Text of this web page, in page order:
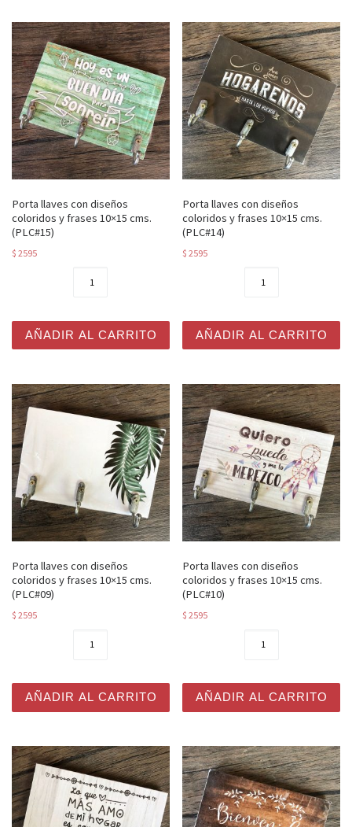
Porta llaves con diseños
coloridos y frases 10×15 cms.
(PLC#15)
$ 2595
AÑADIR AL CARRITO
Porta llaves con diseños
coloridos y frases 10×15 cms.
(PLC#14)
$ 2595
AÑADIR AL CARRITO
Porta llaves con diseños
coloridos y frases 10×15 cms.
(PLC#09)
$ 2595
AÑADIR AL CARRITO
Porta llaves con diseños
coloridos y frases 10×15 cms.
(PLC#10)
$ 2595
AÑADIR AL CARRITO